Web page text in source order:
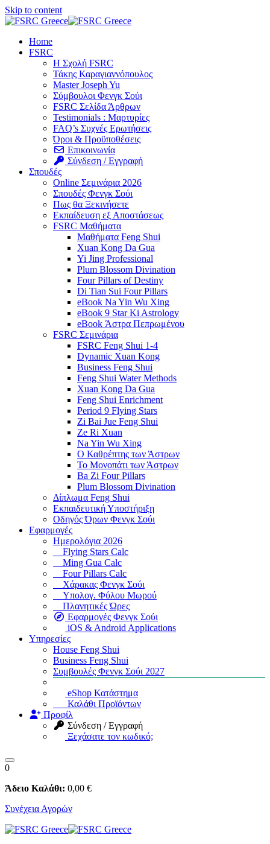
Skip to content
Home
FSRC
Η Σχολή FSRC
Τάκης Καραγιαννόπουλος
Master Joseph Yu
Σύμβουλοι Φενγκ Σούι
FSRC Σελίδα Άρθρων
Testimonials : Μαρτυρίες
FAQ’s Συχνές Ερωτήσεις
Όροι & Προϋποθέσεις
Επικοινωνία
Σύνδεση / Εγγραφή
Σπουδές
Online Σεμινάρια 2026
Σπουδές Φενγκ Σούι
Πως θα Ξεκινήσετε
Εκπαίδευση εξ Αποστάσεως
FSRC Μαθήματα
Μαθήματα Feng Shui
Xuan Kong Da Gua
Yi Jing Professional
Plum Blossom Divination
Four Pillars of Destiny
Di Tian Sui Four Pillars
eBook Na Yin Wu Xing
eBook 9 Star Ki Astrology
eBook Άστρα Πεπρωμένου
FSRC Σεμινάρια
FSRC Feng Shui 1-4
Dynamic Xuan Kong
Business Feng Shui
Feng Shui Water Methods
Xuan Kong Da Gua
Feng Shui Enrichment
Period 9 Flying Stars
Zi Bai Jue Feng Shui
Ze Ri Xuan
Na Yin Wu Xing
Ο Καθρέπτης των Άστρων
Το Μονοπάτι των Άστρων
Ba Zi Four Pillars
Plum Blossom Divination
Δίπλωμα Feng Shui
Εκπαιδευτική Υποστήριξη
Οδηγός Όρων Φενγκ Σούι
Εφαρμογές
Ημερολόγια 2026
Flying Stars Calc
Ming Gua Calc
Four Pillars Calc
Χάρακας Φενγκ Σούι
Υπολογ. Φύλου Μωρού
Πλανητικές Ώρες
Εφαρμογές Φενγκ Σούι
iOS & Android Applications
Υπηρεσίες
House Feng Shui
Business Feng Shui
Συμβουλές Φενγκ Σούι 2027
eShop Κατάστημα
Καλάθι Προϊόντων
Προφίλ
Σύνδεση / Εγγραφή
Ξεχάσατε τον κωδικό;
0
Άδειο Καλάθι: 0,00 €
Συνέχεια Αγορών